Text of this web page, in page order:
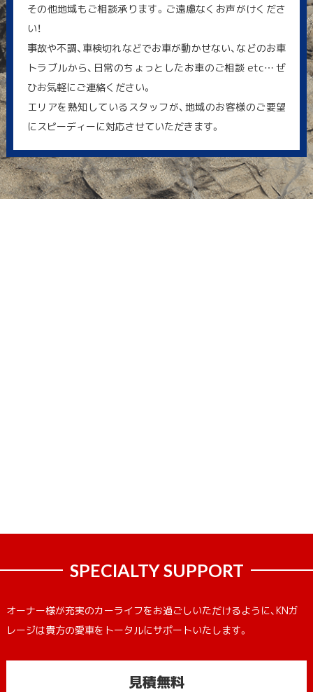
その他地域もご相談承ります。ご遠慮なくお声がけくださ
い！
事故や不調、車検切れなどでお車が動かせない、などのお車
トラブルから、日常のちょっとしたお車のご相談 etc… ぜ
ひお気軽にご連絡ください。
エリアを熟知しているスタッフが、地域のお客様のご要望
にスピーディーに対応させていただきます。
SPECIALTY SUPPORT
オーナー様が充実のカーライフをお過ごしいただけるように、KNガ
レージは貴方の愛車をトータルにサポートいたします。
見積無料